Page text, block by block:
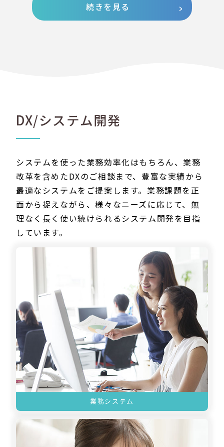
続きを見る
DX/システム開発
システムを使った業務効率化はもちろん、業務
改革を含めたDXのご相談まで、豊富な実績から
最適なシステムをご提案します。業務課題を正
面から捉えながら、様々なニーズに応じて、無
理なく長く使い続けられるシステム開発を目指
しています。
業務システム